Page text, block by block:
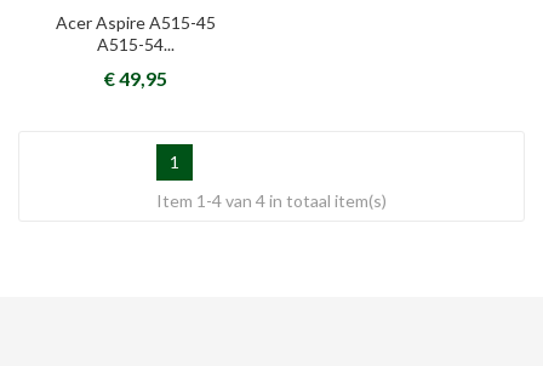
Acer Aspire A515-45
A515-54...
€ 49,95
1
Item 1-4 van 4 in totaal item(s)